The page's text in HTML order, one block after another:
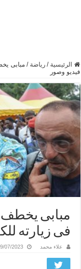
الرئيسية / رياضة / مبابى
فيديو وصور
مبابى يخطف
فى زيارته
علاء محمد 07/2023